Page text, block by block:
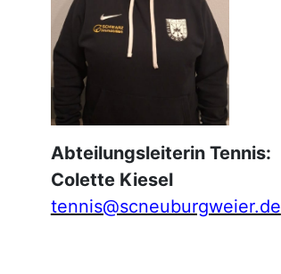
Abteilungsleiterin Tennis:
Colette Kiesel
tennis@scneuburgweier.de